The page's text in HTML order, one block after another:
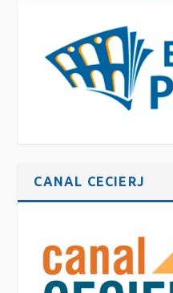
CANAL CECIERJ